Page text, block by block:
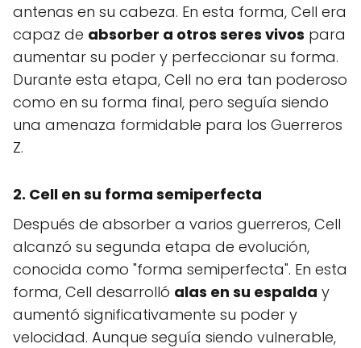
antenas en su cabeza. En esta forma, Cell era
capaz de absorber a otros seres vivos para
aumentar su poder y perfeccionar su forma.
Durante esta etapa, Cell no era tan poderoso
como en su forma final, pero seguía siendo
una amenaza formidable para los Guerreros
Z.
2. Cell en su forma semiperfecta
Después de absorber a varios guerreros, Cell
alcanzó su segunda etapa de evolución,
conocida como "forma semiperfecta". En esta
forma, Cell desarrolló alas en su espalda y
aumentó significativamente su poder y
velocidad. Aunque seguía siendo vulnerable,